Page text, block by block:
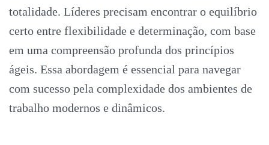
totalidade. Líderes precisam encontrar o equilíbrio
certo entre flexibilidade e determinação, com base
em uma compreensão profunda dos princípios
ágeis. Essa abordagem é essencial para navegar
com sucesso pela complexidade dos ambientes de
trabalho modernos e dinâmicos.